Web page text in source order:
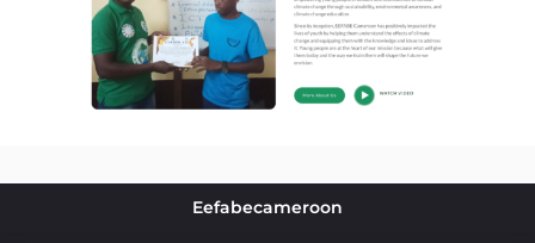
Eefabecameroon